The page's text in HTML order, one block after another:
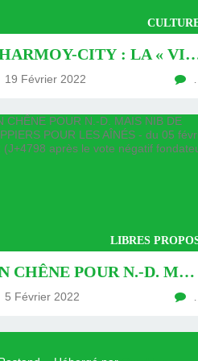
CHARMOY-CITY : LA « VIERGE » DE LA RUE THIERS BIENTÔT EN LUMIÈRE (1) - DU 19
19 Février 2022
LIBRES
UN CHÊNE POUR N.-D. MAIS NIB DE HOUPPIERS POUR LES AÎNÉS - DU 05 FÉVRIER 2022 (J+4798 APRÈS LE VOTE NÉGATIF FONDATEUR)
5 Février 2022